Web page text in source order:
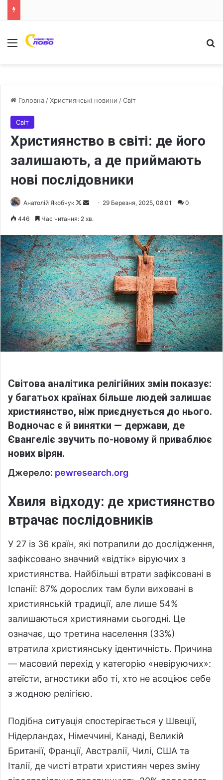
Меню
Головна /Християнські новини /Світ
Світ
Християнство в світі: де його
залишають, а де приймають
нові послідовники
Анатолій Якобчук
F
o
l
o
w
o
n
X
d
a
n
e
m
a
i
l
29 Березня, 2025, 08:01 0
446 Час читання: 2 хв.
Світова аналітика релігійних змін показує:
у багатьох країнах більше людей залишає
християнство, ніж приєднується до нього.
Водночас є й винятки — держави, де
Євангеліє звучить по-новому й приваблює
нових вірян.
Джерело: pewresearch.org
Хвиля відходу: де християнство
втрачає послідовників
У 27 із 36 країн, які потрапили до дослідження,
зафіксовано значний «відтік» віруючих з
християнства. Найбільші втрати зафіксовані в
Іспанії: 87% дорослих там були виховані в
християнській традиції, але лише 54%
залишаються християнами сьогодні. Це
означає, що третина населення (33%)
втратила християнську ідентичність. Причина
— масовий перехід у категорію «невіруючих»:
атеїсти, агностики або ті, хто не асоціює себе
з жодною релігією.
Подібна ситуація спостерігається у Швеції,
Нідерландах, Німеччині, Канаді, Великій
Британії, Франції, Австралії, Чилі, США та
Італії, де чисті втрати християн через зміну